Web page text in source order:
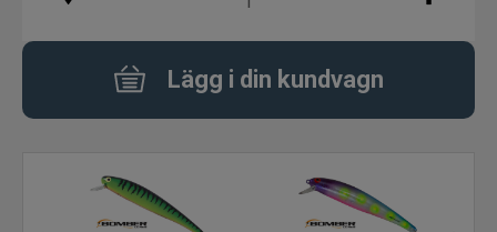
Ytbete
Skeddrag
Lägg i din kundvagn